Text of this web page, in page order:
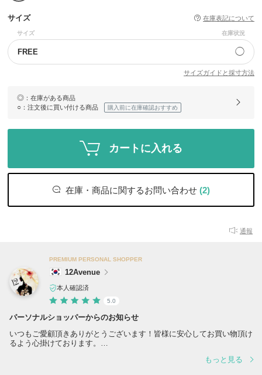
サイズ 在庫表記について
サイズ 在庫状況
FREE ◯
サイズガイドと採寸方法
◎ ：在庫がある商品
○ ：注文後に買い付ける商品 購入前に在庫確認おすすめ
カートに入れる
在庫・商品に関するお問い合わせ (2)
通報
PREMIUM PERSONAL SHOPPER
12Avenue
本人確認済
5.0
パーソナルショッパーからのお知らせ
いつもご愛顧頂きありがとうございます！皆様に安心してお買い物頂け
るよう心掛けております。
もっと見る